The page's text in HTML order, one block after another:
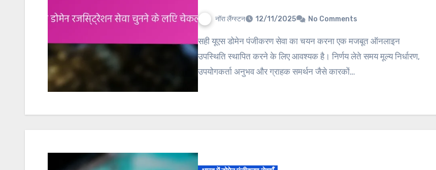
नॉरा लैंग्स्टन 12/11/2025 No Comments
सही यूएस डोमेन पंजीकरण सेवा का चयन करना एक मजबूत ऑनलाइन
उपस्थिति स्थापित करने के लिए आवश्यक है। निर्णय लेते समय मूल्य निर्धारण,
उपयोगकर्ता अनुभव और ग्राहक समर्थन जैसे कारकों…